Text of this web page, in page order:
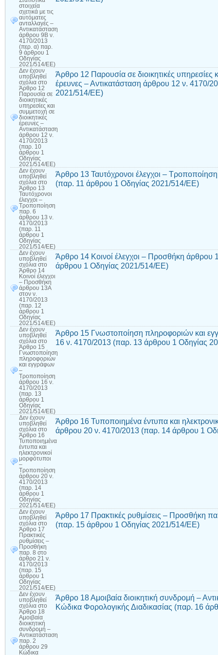
στοιχεία
σχετικά με τις
αυτόματες
ανταλλαγές –
Αντικατάσταση
άρθρου 9Β ν.
4170/2013
(περ. α) παρ.
9 άρθρου 1
Οδηγίας
2021/514/ΕΕ)
Δεν έχουν
υποβληθεί
σχόλια στο
Άρθρο 12
Παρουσία σε
διοικητικές
υπηρεσίες και
συμμετοχή σε
διοικητικές
έρευνες –
Αντικατάσταση
άρθρου 12 ν.
4170/2013
(παρ. 10
άρθρου 1
Οδηγίας
2021/514/ΕΕ)
Άρθρο 12 Παρουσία σε διοικητικές υπηρεσίες
έρευνες – Αντικατάσταση άρθρου 12 ν. 4170/
2021/514/ΕΕ)
Δεν έχουν
υποβληθεί
σχόλια στο
Άρθρο 13
Ταυτόχρονοι
έλεγχοι –
Τροποποίηση
παρ. 6
άρθρου 13 ν.
4170/2013
(παρ. 11
άρθρου 1
Οδηγίας
2021/514/ΕΕ)
Άρθρο 13 Ταυτόχρονοι έλεγχοι –
(παρ. 11 άρθρου 1 Οδηγίας 2021/514/ΕΕ)
Δεν έχουν
υποβληθεί
σχόλια στο
Άρθρο 14
Κοινοί έλεγχοι
– Προσθήκη
άρθρου 13Α
στον ν.
4170/2013
(παρ. 12
άρθρου 1
Οδηγίας
2021/514/ΕΕ)
Άρθρο 14 Κοινοί έλεγχοι – Προσθήκη
άρθρου 1 Οδηγίας 2021/514/ΕΕ)
Δεν έχουν
υποβληθεί
σχόλια στο
Άρθρο 15
Γνωστοποίηση
πληροφοριών
και εγγράφων
–
Τροποποίηση
άρθρου 16 ν.
4170/2013
(παρ. 13
άρθρου 1
Οδηγίας
2021/514/ΕΕ)
Άρθρο 15 Γνωστοποίηση πληροφοριών και
16 ν. 4170/2013 (παρ. 13 άρθρου 1 Οδηγίας
Δεν έχουν
υποβληθεί
σχόλια στο
Άρθρο 16
Τυποποιημένα
έντυπα και
ηλεκτρονικοί
μορφότυποι
–
Τροποποίηση
άρθρου 20 ν.
4170/2013
(παρ. 14
άρθρου 1
Οδηγίας
2021/514/ΕΕ)
Άρθρο 16 Τυποποιημένα έντυπα και
άρθρου 20 ν. 4170/2013 (παρ. 14 άρθρου 1
Δεν έχουν
υποβληθεί
σχόλια στο
Άρθρο 17
Πρακτικές
ρυθμίσεις –
Προσθήκη
παρ. 8 στο
άρθρο 21 ν.
4170/2013
(παρ. 15
άρθρου 1
Οδηγίας
2021/514/ΕΕ)
Άρθρο 17 Πρακτικές ρυθμίσεις – Προσθήκη
(παρ. 15 άρθρου 1 Οδηγίας 2021/514/ΕΕ)
Δεν έχουν
υποβληθεί
σχόλια στο
Άρθρο 18
Αμοιβαία
διοικητική
συνδρομή –
Αντικατάσταση
παρ. 2
άρθρου 29
Κώδικα
Άρθρο 18 Αμοιβαία διοικητική συνδρομή –
Κώδικα Φορολογικής Διαδικασίας (παρ. 16